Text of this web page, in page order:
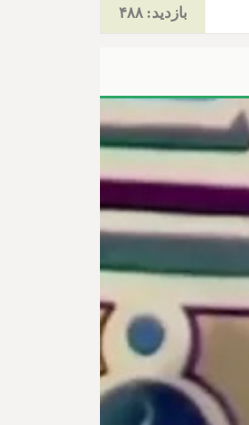
بازدید: ۴۸۸